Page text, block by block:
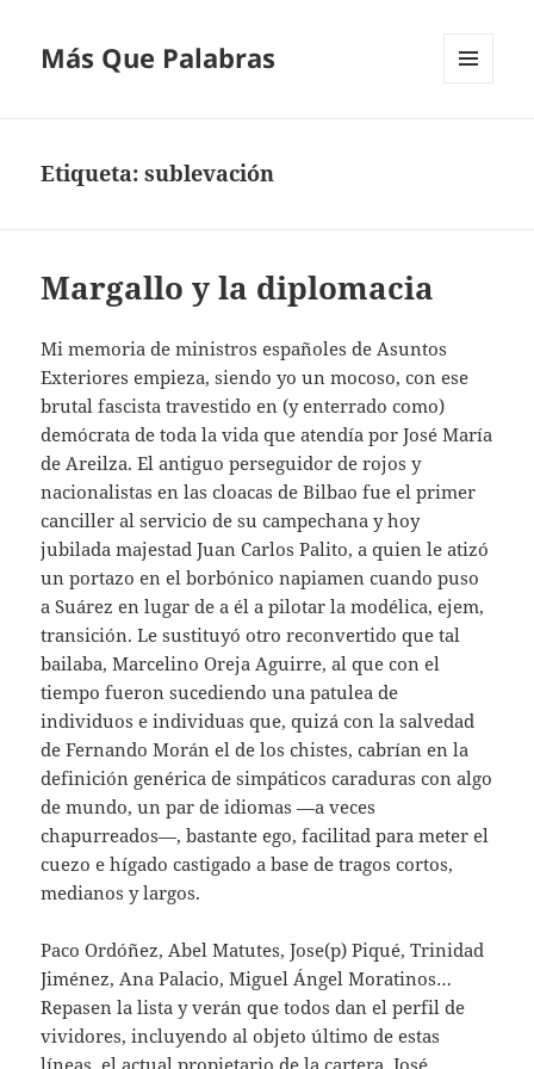
Más Que Palabras
Etiqueta:sublevación
Margallo y la diplomacia
Mi memoria de ministros españoles de Asuntos
Exteriores empieza, siendo yo un mocoso, con ese
brutal fascista travestido en (y enterrado como)
demócrata de toda la vida que atendía por José María
de Areilza. El antiguo perseguidor de rojos y
nacionalistas en las cloacas de Bilbao fue el primer
canciller al servicio de su campechana y hoy
jubilada majestad Juan Carlos Palito, a quien le atizó
un portazo en el borbónico napiamen cuando puso
a Suárez en lugar de a él a pilotar la modélica, ejem,
transición. Le sustituyó otro reconvertido que tal
bailaba, Marcelino Oreja Aguirre, al que con el
tiempo fueron sucediendo una patulea de
individuos e individuas que, quizá con la salvedad
de Fernando Morán el de los chistes, cabrían en la
definición genérica de simpáticos caraduras con algo
de mundo, un par de idiomas —a veces
chapurreados—, bastante ego, facilitad para meter el
cuezo e hígado castigado a base de tragos cortos,
medianos y largos.
Paco Ordóñez, Abel Matutes, Jose(p) Piqué, Trinidad
Jiménez, Ana Palacio, Miguel Ángel Moratinos…
Repasen la lista y verán que todos dan el perfil de
vividores, incluyendo al objeto último de estas